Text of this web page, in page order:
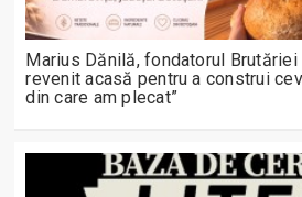
Marius Dănilă, fondatorul Brutăriei
revenit acasă pentru a construi
din care am plecat”